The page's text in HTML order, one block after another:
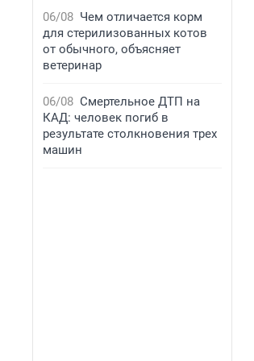
06/08 Чем отличается корм
для стерилизованных котов
от обычного, объясняет
ветеринар
06/08 Смертельное ДТП на
КАД: человек погиб в
результате столкновения трех
машин